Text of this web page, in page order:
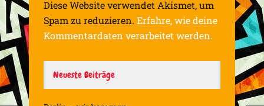
Diese Website verwendet Akismet, um
Spam zu reduzieren. Erfahre, wie deine
Kommentardaten verarbeitet werden.
Neueste Beiträge